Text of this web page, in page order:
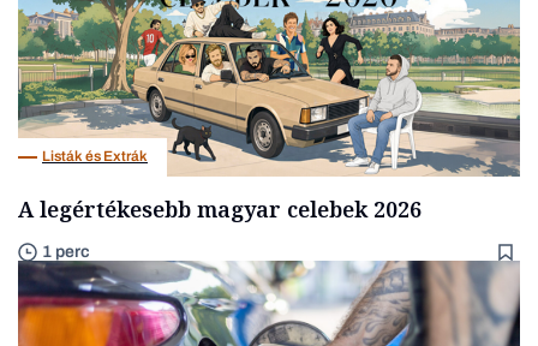
Listák és Extrák
A legértékesebb magyar celebek 2026
1 perc